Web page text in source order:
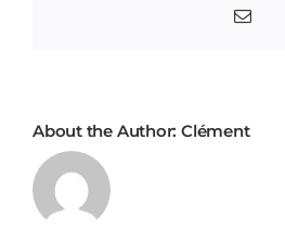
Email
About the Author: Clément